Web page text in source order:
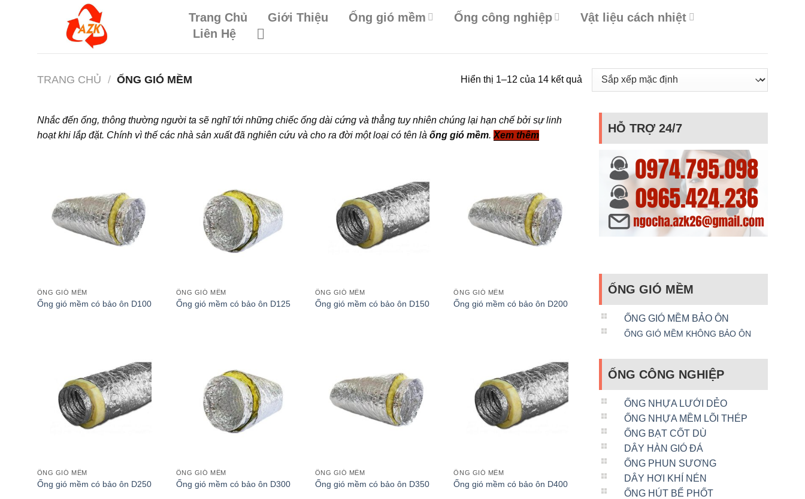
Trang Chủ Giới Thiệu Ống gió mềm Ống công nghiệp
Vật liệu cách nhiệt
Liên Hệ
TRANG CHỦ / ỐNG GIÓ MỀM Hiển thị 1–12 của 14 kết quả
Nhắc đến ống, thông thường người ta sẽ nghĩ tới những chiếc ống dài cứng và thẳng tuy nhiên chúng lại hạn chế bởi sự linh
hoạt khi lắp đặt. Chính vì thế các nhà sản xuất đã nghiên cứu và cho ra đời một loại có tên là ống gió mềm. Xem thêm
ỐNG GIÓ MỀM
Ống gió mềm có bảo ôn D100
ỐNG GIÓ MỀM
Ống gió mềm có bảo ôn D125
ỐNG GIÓ MỀM
Ống gió mềm có bảo ôn D150
ỐNG GIÓ MỀM
Ống gió mềm có bảo ôn D200
ỐNG GIÓ MỀM
Ống gió mềm có bảo ôn D250
ỐNG GIÓ MỀM
Ống gió mềm có bảo ôn D300
ỐNG GIÓ MỀM
Ống gió mềm có bảo ôn D350
ỐNG GIÓ MỀM
Ống gió mềm có bảo ôn D400
HỖ TRỢ 24/7
ỐNG GIÓ MỀM
ỐNG GIÓ MỀM BẢO ÔN
ỐNG GIÓ MỀM KHÔNG BẢO ÔN
ỐNG CÔNG NGHIỆP
ỐNG NHỰA LƯỚI DẺO
ỐNG NHỰA MỀM LÕI THÉP
ỐNG BẠT CỐT DÙ
DÂY HÀN GIÓ ĐÁ
ỐNG PHUN SƯƠNG
DÂY HƠI KHÍ NÉN
ỐNG HÚT BỂ PHỐT